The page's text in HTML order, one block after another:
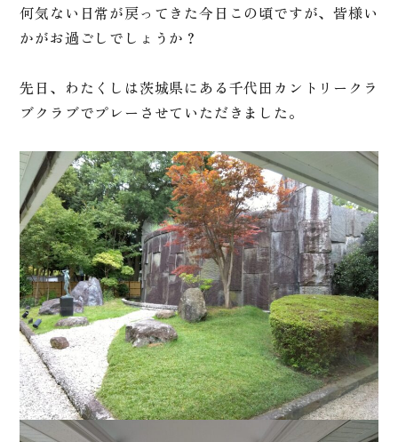
何気ない日常が戻ってきた今日この頃ですが、皆様い
かがお過ごしでしょうか？
先日、わたくしは茨城県にある千代田カントリークラ
ブクラブでプレーさせていただきました。